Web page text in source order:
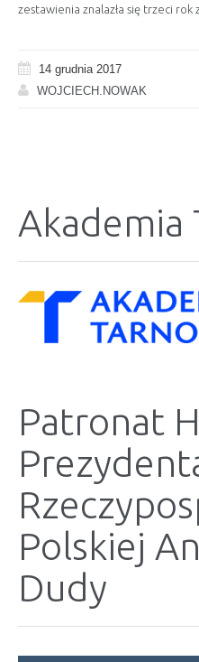
zestawienia znalazła się trzeci rok
14 grudnia 2017
WOJCIECH.NOWAK
Akademia
Patronat
Polskiej
Dudy